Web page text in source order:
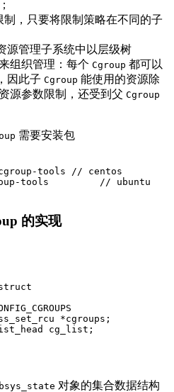
，只要将限制策略在不同的子
源管理子系统中以层级树
组织管理：每个 Cgroup 都可以
，因此子 Cgroup 能使用的资源除
源参数限制，还受到父 Cgroup
需要安装包
tools // centos
tools         // ubuntu
的实现
*cgroups ;
cg_list ;
对象的集合数据结构